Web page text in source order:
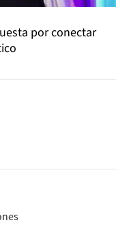
por conectar